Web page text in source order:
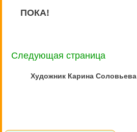
ПОКА!
Следующая страница
Художник Карина Соловьева